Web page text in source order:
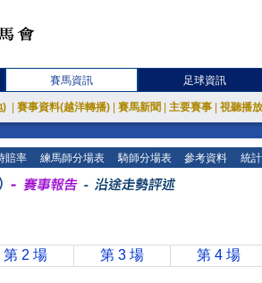
賽馬資訊 足球資訊
) 賽事資料(越洋轉播) 賽馬新聞 主要賽事 視聽播
賠率 練馬師分場表 騎師分場表 參考資料 統
第 2 場 第 3 場 第 4 場